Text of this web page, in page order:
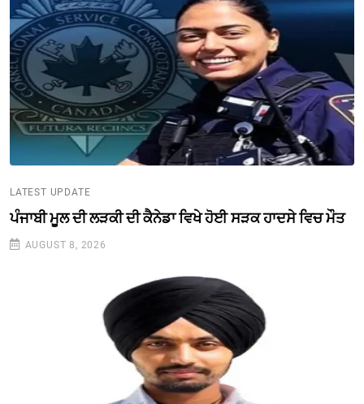
LATEST UPDATE
ਪੰਜਾਬੀ ਮੂਲ ਦੀ ਲੜਕੀ ਦੀ ਕੈਨੇਡਾ ਵਿਖੇ ਹੋਈ ਸੜਕ ਹਾਦਸੇ ਵਿਚ ਮੌਤ
AUGUST 8, 2026